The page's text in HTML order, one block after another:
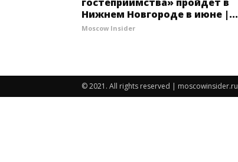
гостеприимства» пройдет в
Нижнем Новгороде в июне |...
Moscow Insider
© 2021. All rights reserved | moscowinsider.ru